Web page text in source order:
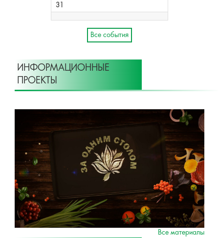
31
Все события
ИНФОРМАЦИОННЫЕ
ПРОЕКТЫ
Все материалы